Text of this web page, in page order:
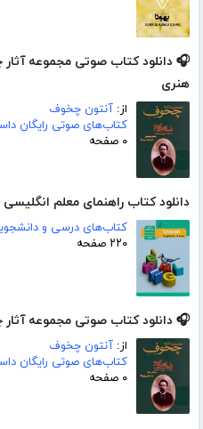
🎧 دانلود کتاب صوتی مجموعه
هنری
از: آنتون چخوف
کتاب‌های صوتی رایگان
۰ صفحه
دانلود کتاب راهنمای معلم انگلیسی
کتاب‌های درسی و
۲۲۰ صفحه
🎧 دانلود کتاب صوتی مجموعه
از: آنتون چخوف
کتاب‌های صوتی رایگان
۰ صفحه